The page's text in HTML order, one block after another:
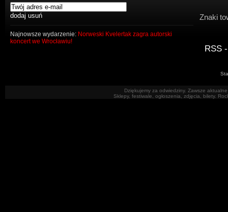
Najnowsze wydarzenie: Norweski Kvelertak zagra autorski
koncert we Wrocławiu!
Znaki
RSS
Dziękujemy za odwiedziny. Zawsze
Sklepy, festiwale, ogłoszenia, zdjęcia, bilety.